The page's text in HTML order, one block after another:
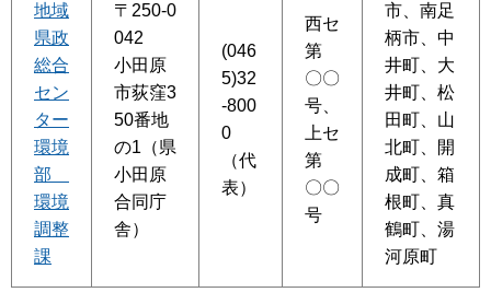
地域
県政
総合
セン
ター
環境
部
環境
調整
課
〒250-0
042
小田原
市荻窪3
50番地
の1（県
小田原
合同庁
舎）
(046
5)32
-800
0
（代
表）
西セ
第
〇〇
号、
上セ
第
〇〇
号
市、南足
柄市、中
井町、大
井町、松
田町、山
北町、開
成町、箱
根町、真
鶴町、湯
河原町